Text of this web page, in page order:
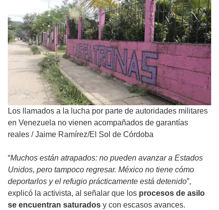
Los llamados a la lucha por parte de autoridades militares
en Venezuela no vienen acompañados de garantías
reales / Jaime Ramírez/El Sol de Córdoba
“Muchos están atrapados: no pueden avanzar a Estados
Unidos, pero tampoco regresar. México no tiene cómo
deportarlos y el refugio prácticamente está detenido”,
explicó la activista, al señalar que los procesos de asilo
se encuentran saturados y con escasos avances.